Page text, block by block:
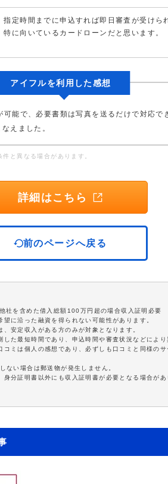
指定時間までに申込すれば即日審査が受けら
特に向いているカードローンだと思います。
アイフルを利用した感想
能で、必要書類は写真を送るだけで対応で
えました。
と異なる場合があります。
詳細はこちら
前のページへ戻る
社を含めた借入総額100万円超の場合収入証明必要
に沿った融資を得られない可能性があります。
安定収入がある方のみが対象となります。
た最短時間であり、申込時間や審査状況などにより
ミは個人の感想であり、必ずしも口コミと同様の
ない場合は郵送物が発生しません。
分証明書以外にも収入証明書が必要となる場合があ